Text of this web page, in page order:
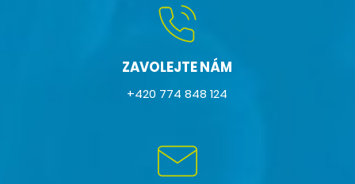
ZAVOLEJTE NÁM
+420 774 848 124